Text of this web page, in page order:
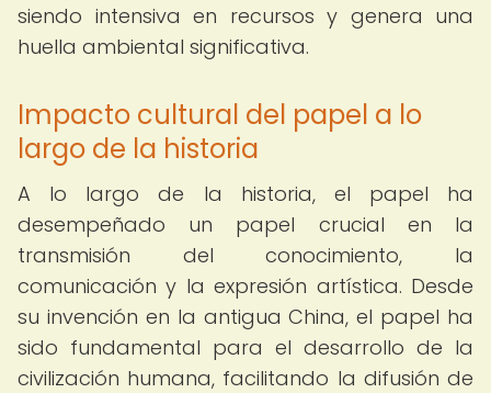
siendo intensiva en recursos y genera una
huella ambiental significativa.
Impacto cultural del papel a lo
largo de la historia
A lo largo de la historia, el papel ha
desempeñado un papel crucial en la
transmisión del conocimiento, la
comunicación y la expresión artística. Desde
su invención en la antigua China, el papel ha
sido fundamental para el desarrollo de la
civilización humana, facilitando la difusión de